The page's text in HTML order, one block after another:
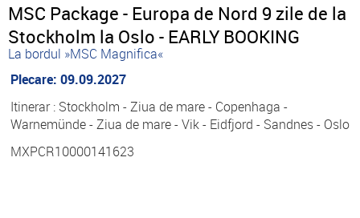
MSC Package - Europa de Nord 9 zile de la
Stockholm la Oslo - EARLY BOOKING
La bordul »MSC Magnifica«
Plecare: 09.09.2027
Itinerar : Stockholm - Ziua de mare - Copenhaga -
Warnemünde - Ziua de mare - Vik - Eidfjord - Sandnes - Oslo
MXPCR10000141623